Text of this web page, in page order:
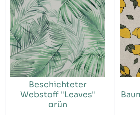
Beschichteter
Webstoff "Leaves"
grün